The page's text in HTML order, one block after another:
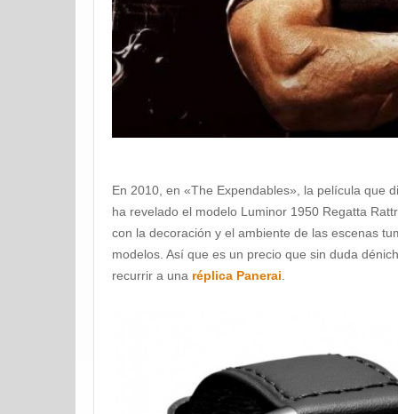
En 2010, en «The Expendables», la película que
ha revelado el modelo Luminor 1950 Regatta
con la decoración y el ambiente de las escenas
modelos. Así que es un precio que sin duda
recurrir a una réplica Panerai